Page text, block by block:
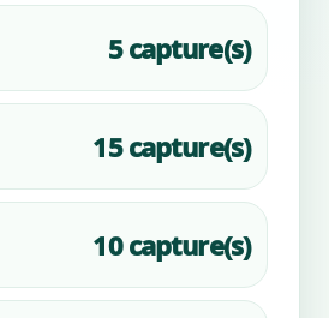
5 capture(s)
15 capture(s)
10 capture(s)